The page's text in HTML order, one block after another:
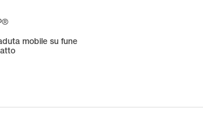
®
mobile su fune